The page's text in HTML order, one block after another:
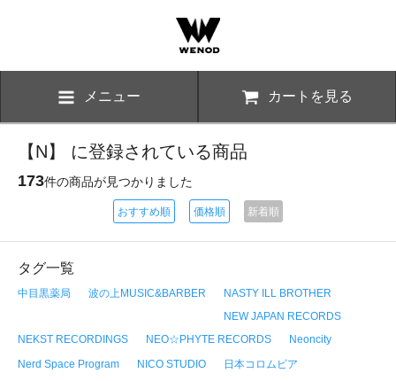
メニュー カートを見る
【N】 に登録されている商品
173件の商品が見つかりました
おすすめ順 価格順 新着順
タグ一覧
中目黒薬局 波の上MUSIC&BARBER
NASTY ILL BROTHER
NEW JAPAN RECORDS
NEKST RECORDINGS
NEO☆PHYTE RECORDS
Neoncity
Nerd Space Program
NICO STUDIO
日本コロムビア